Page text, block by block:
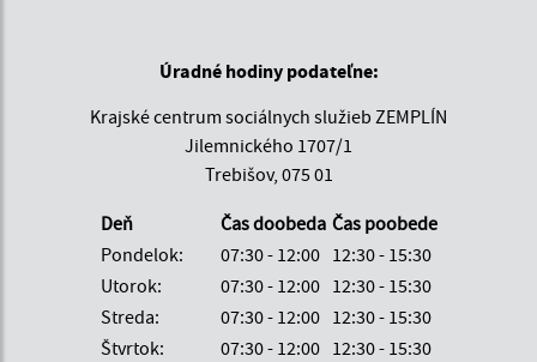
Úradné hodiny podateľne:
Krajské centrum sociálnych služieb ZEMPLÍN
Jilemnického 1707/1
Trebišov, 075 01
Deň Čas doobeda Čas poobede
Pondelok:
07:30 - 12:00 12:30 - 15:30
Utorok:
07:30 - 12:00 12:30 - 15:30
Streda:
07:30 - 12:00 12:30 - 15:30
Štvrtok:
07:30 - 12:00 12:30 - 15:30